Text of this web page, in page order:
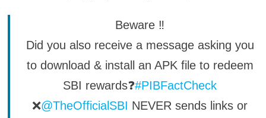
Beware ‼️
Did you also receive a message asking you
to download & install an APK file to redeem
SBI rewards❓#PIBFactCheck
❌@TheOfficialSBI NEVER sends links or